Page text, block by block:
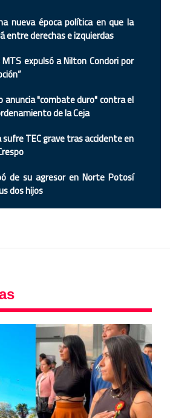
nueva época política en que la
entre derechas e izquierdas
expulsó a Nilton Condori por
anuncia "combate duro" contra el
de la Ceja
TEC grave tras accidente en
de su agresor en Norte Potosí
dos hijos